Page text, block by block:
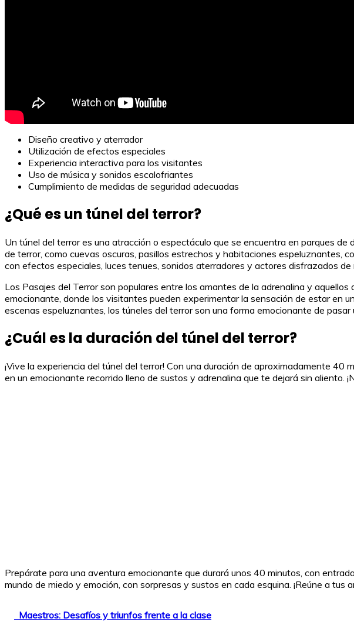
Diseño creativo y aterrador
Utilización de efectos especiales
Experiencia interactiva para los visitantes
Uso de música y sonidos escalofriantes
Cumplimiento de medidas de seguridad adecuadas
¿Qué es un túnel del terror?
Un túnel del terror es una atracción o espectáculo que se encuentra en parques
de terror, como cuevas oscuras, pasillos estrechos y habitaciones espeluznantes,
con efectos especiales, luces tenues, sonidos aterradores y actores disfrazados
Los Pasajes del Terror son populares entre los amantes de la adrenalina y
emocionante, donde los visitantes pueden experimentar la sensación de estar en
escenas espeluznantes, los túneles del terror son una forma emocionante de
¿Cuál es la duración del túnel del terror?
¡Vive la experiencia del túnel del terror! Con una duración de aproximadamente
en un emocionante recorrido lleno de sustos y adrenalina que te dejará sin aliento.
Prepárate para una aventura emocionante que durará unos 40 minutos, con
mundo de miedo y emoción, con sorpresas y sustos en cada esquina. ¡Reúne a
Maestros: Desafíos y triunfos frente a la clase